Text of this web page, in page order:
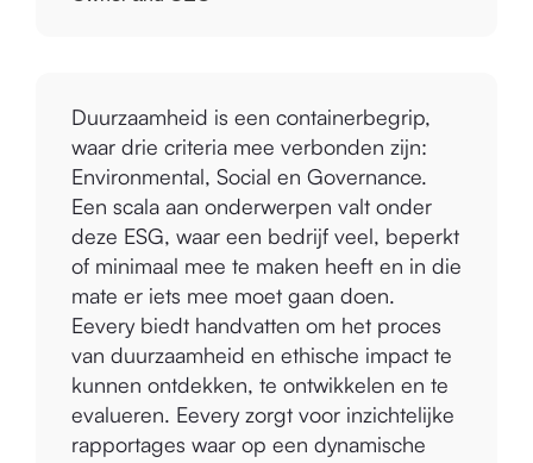
waar drie criteria mee verbonden zijn:
Environmental, Social en Governance.
Een scala aan onderwerpen valt onder
deze ESG, waar een bedrijf veel, beperkt
of minimaal mee te maken heeft en in die
mate er iets mee moet gaan doen.
Eevery biedt handvatten om het proces
van duurzaamheid en ethische impact te
kunnen ontdekken, te ontwikkelen en te
evalueren. Eevery zorgt voor inzichtelijke
rapportages waar op een dynamische
wijze op doorgebouwd kan worden met